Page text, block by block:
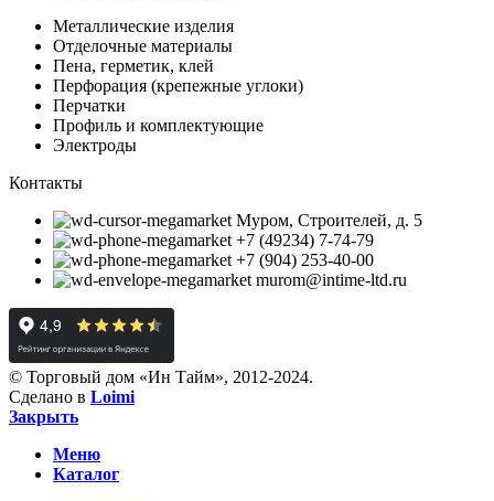
Металлические изделия
Отделочные материалы
Пена, герметик, клей
Перфорация (крепежные углоки)
Перчатки
Профиль и комплектующие
Электроды
Контакты
Муром, Строителей, д. 5
+7 (49234) 7-74-79
+7 (904) 253-40-00
murom@intime-ltd.ru
© Торговый дом «Ин Тайм», 2012-2024.
Сделано в Loimi
Закрыть
Меню
Каталог